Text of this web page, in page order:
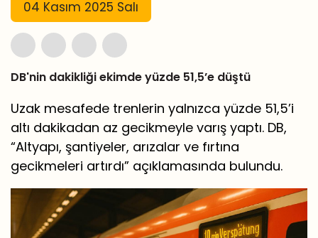
04 Kasım 2025 Salı
DB'nin dakikliği ekimde yüzde 51,5’e düştü
Uzak mesafede trenlerin yalnızca yüzde 51,5’i
altı dakikadan az gecikmeyle varış yaptı. DB,
“Altyapı, şantiyeler, arızalar ve fırtına
gecikmeleri artırdı” açıklamasında bulundu.